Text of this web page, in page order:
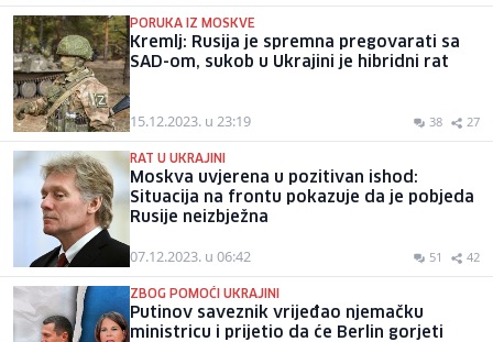
PORUKA IZ MOSKVE
Kremlj: Rusija je spremna pregovarati sa
SAD-om, sukob u Ukrajini je hibridni rat
15.12.2023. u 23:19 38 27
RAT U UKRAJINI
Moskva uvjerena u pozitivan ishod:
Situacija na frontu pokazuje da je pobjeda
Rusije neizbježna
07.12.2023. u 06:42 51 42
ZBOG POMOĆI UKRAJINI
Putinov saveznik vrijeđao njemačku
ministricu i prijetio da će Berlin gorjeti